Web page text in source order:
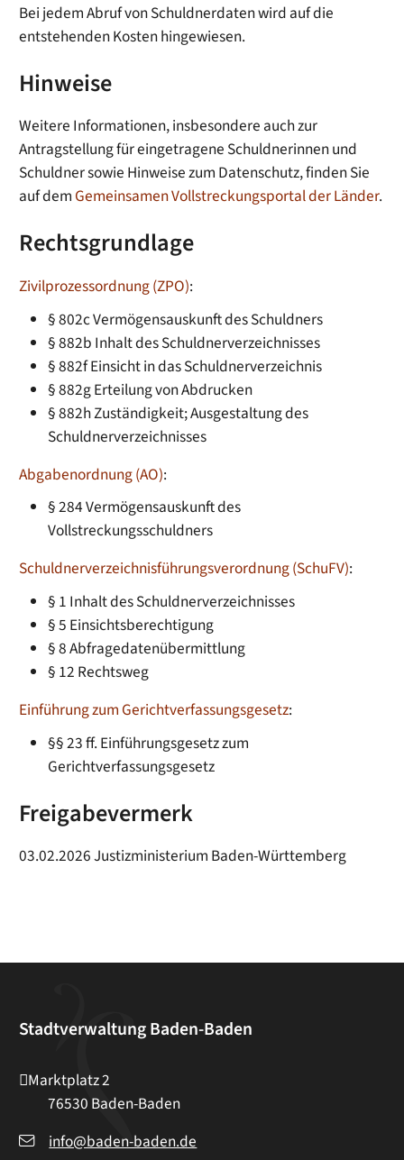
Bei jedem Abruf von Schuldnerdaten wird auf die
entstehenden Kosten hingewiesen.
Hinweise
Weitere Informationen, insbesondere auch zur
Antragstellung für eingetragene Schuldnerinnen und
Schuldner sowie Hinweise zum Datenschutz, finden Sie
auf dem Gemeinsamen Vollstreckungsportal der Länder.
Rechtsgrundlage
Zivilprozessordnung (ZPO):
§ 802c Vermögensauskunft des Schuldners
§ 882b Inhalt des Schuldnerverzeichnisses
§ 882f Einsicht in das Schuldnerverzeichnis
§ 882g Erteilung von Abdrucken
§ 882h Zuständigkeit; Ausgestaltung des
Schuldnerverzeichnisses
Abgabenordnung (AO):
§ 284 Vermögensauskunft des
Vollstreckungsschuldners
Schuldnerverzeichnisführungsverordnung (SchuFV):
§ 1 Inhalt des Schuldnerverzeichnisses
§ 5 Einsichtsberechtigung
§ 8 Abfragedatenübermittlung
§ 12 Rechtsweg
Einführung zum Gerichtverfassungsgesetz:
§§ 23 ff. Einführungsgesetz zum
Gerichtverfassungsgesetz
Freigabevermerk
03.02.2026 Justizministerium Baden-Württemberg
Stadtverwaltung Baden-Baden
Marktplatz 2
76530 Baden-Baden
info@baden-baden.de